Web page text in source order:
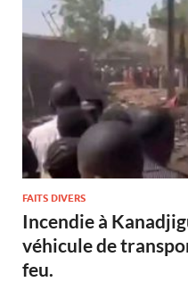
FAITS DIVERS
Incendie à
véhicule de
feu.